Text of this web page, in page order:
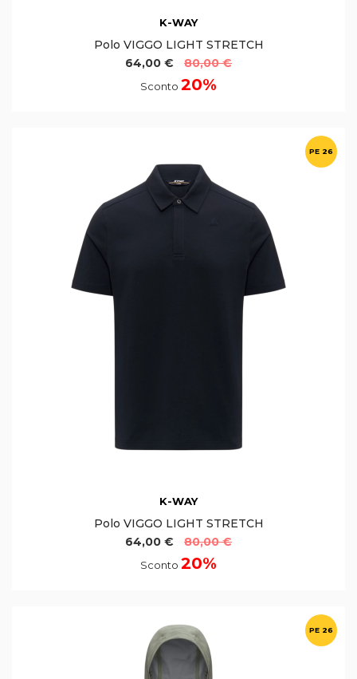
K-WAY
Polo VIGGO LIGHT STRETCH
64,00 €
80,00 €
Sconto 20%
PE 26
K-WAY
Polo VIGGO LIGHT STRETCH
64,00 €
80,00 €
Sconto 20%
PE 26